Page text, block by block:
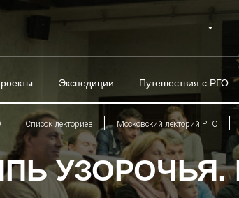
Экспедиции Путешествия с РГО
Список лекториев Московский лекторий РГО
УЗОРОЧЬЯ.